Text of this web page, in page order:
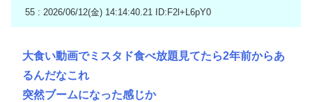
55 : 2026/06/12(金) 14:14:40.21 ID:F2l+L6pY0
大食い動画でミスタド食べ放題見てたら2年前からあ
るんだなこれ
突然ブームになった感じか